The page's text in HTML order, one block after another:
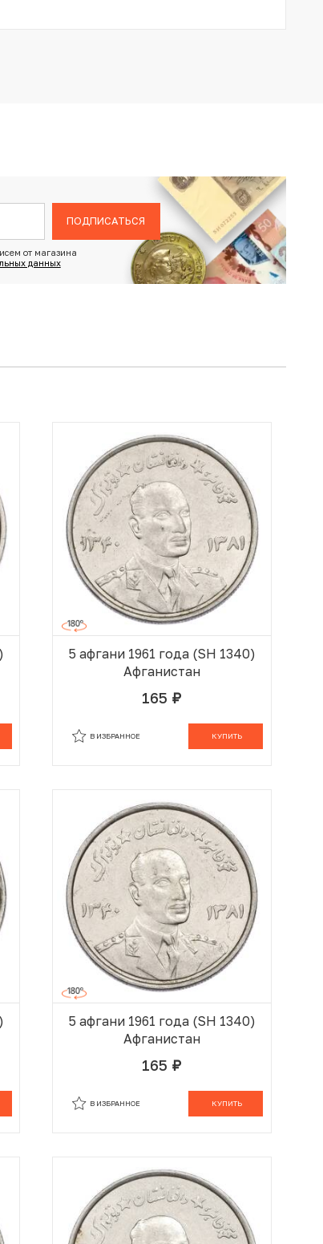
ПОДПИСАТЬСЯ
от магазина
данных
5 афгани 1961 года (SH 1340)
Афганистан
165 руб.
КУПИТЬ
В ИЗБРАННОЕ
5 афгани 1961 года (SH 1340)
Афганистан
165 руб.
КУПИТЬ
В ИЗБРАННОЕ